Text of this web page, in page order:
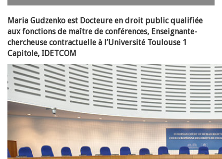
Maria Gudzenko est Docteure en droit public qualifiée
aux fonctions de maître de conférences, Enseignante-
chercheuse contractuelle à l’Université Toulouse 1
Capitole, IDETCOM